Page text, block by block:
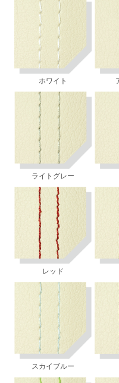
ホワイト
ライトグレー
レッド
スカイブルー